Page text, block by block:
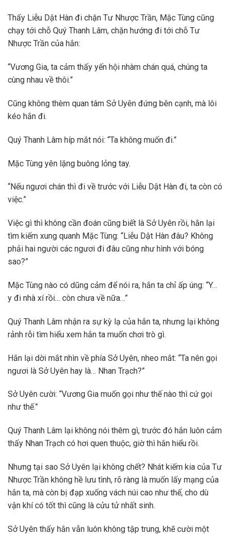
Thấy Liễu Dật Hàn đi chặn Tư Nhược Trần, Mặc Tùng cũng
chạy tới chỗ Quý Thanh Lâm, chặn hướng đi tới chỗ Tư
Nhược Trần của hắn:
“Vương Gia, ta cảm thấy yến hội nhàm chán quá, chúng ta
cùng nhau về thôi.”
Cũng không thèm quan tâm Sở Uyên đứng bên cạnh, mà lôi
kéo hắn đi.
Quý Thanh Lâm híp mắt nói: “Ta không muốn đi.”
Mặc Tùng yên lặng buông lỏng tay.
“Nếu ngươi chán thì đi về trước với Liễu Dật Hàn đi, ta còn có
việc.”
Việc gì thì không cần đoán cũng biết là Sở Uyên rồi, hắn lại
tìm kiếm xung quanh Mặc Tùng: “Liễu Dật Hàn đâu? Không
phải hai người các ngươi đi đâu cũng như hình với bóng
sao?”
Mặc Tùng nào có dũng cảm để nói ra, hắn ta chỉ ấp úng: “Y…
y đi nhà xí rồi… còn chưa về nữa…”
Quý Thanh Lâm nhận ra sự kỳ lạ của hắn ta, nhưng lại không
rảnh rỗi tìm hiểu xem hắn ta muốn chơi trò gì.
Hắn lại dời mắt nhìn về phía Sở Uyên, nheo mắt: “Ta nên gọi
ngươi là Sở Uyên hay là… Nhan Trạch?”
Sở Uyên cười: “Vương Gia muốn gọi như thế nào thì cứ gọi
như thế.”
Quý Thanh Lâm lại không nói thêm gì, trước đó hắn luôn cảm
thấy Nhan Trạch có hơi quen thuộc, giờ thì hắn hiểu rồi.
Nhưng tại sao Sở Uyên lại không chết? Nhát kiếm kia của Tư
Nhược Trần không hề lưu tình, rõ ràng là muốn lấy mạng của
hắn ta, mà còn bị đạp xuống vách núi cao như thế, cho dù
vận khí có tốt thì cũng là cửu tử nhất sinh.
Sở Uyên thấy hắn vẫn luôn không tập trung, khẽ cười một